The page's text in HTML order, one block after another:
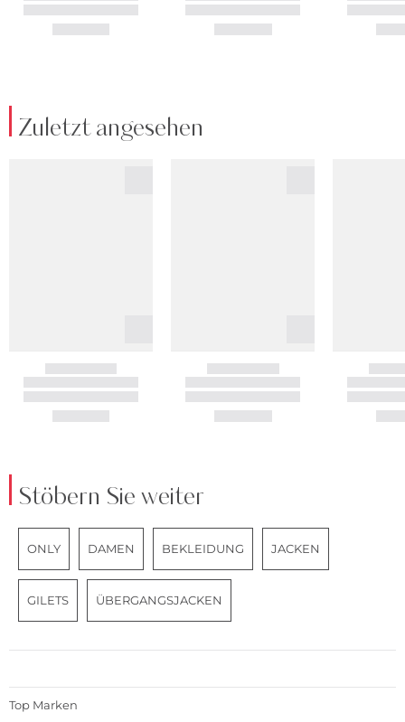
Zuletzt angesehen
Stöbern Sie weiter
ONLY DAMEN BEKLEIDUNG JACKEN
GILETS ÜBERGANGSJACKEN
Top Marken